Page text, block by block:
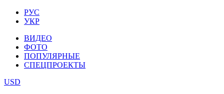
РУС
УКР
ВИДЕО
ФОТО
ПОПУЛЯРНЫЕ
СПЕЦПРОЕКТЫ
USD